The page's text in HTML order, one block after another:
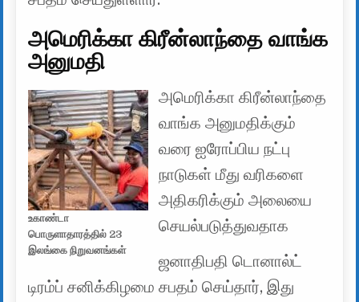
அமெரிக்கா கிரீன்லாந்தை வாங்க
அனுமதி
உகாண்டா
பொருளாதாரத்தில் 23
இலங்கை நிறுவனங்கள்
அமெரிக்கா கிரீன்லாந்தை
வாங்க அனுமதிக்கும்
வரை ஐரோப்பிய நட்பு
நாடுகள் மீது வரிகளை
அதிகரிக்கும் அலையை
செயல்படுத்துவதாக
ஜனாதிபதி டொனால்ட்
டிரம்ப் சனிக்கிழமை சபதம் செய்தார், இது